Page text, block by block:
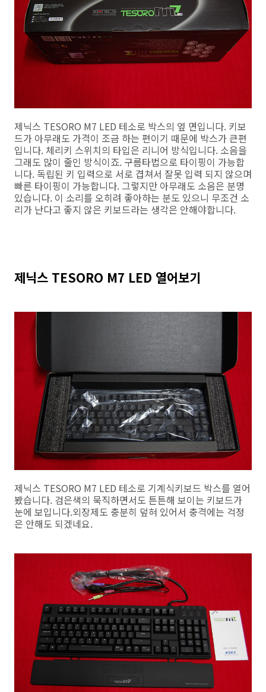
제닉스 TESORO M7 LED 테소로 박스의 옆 면입니다. 키보
드가 아무래도 가격이 조금 하는 편이기 때문에 박스가 큰편
입니다. 체리키 스위치의 타입은 리니어 방식입니다. 소음을
그래도 많이 줄인 방식이죠. 구름타법으로 타이핑이 가능합
니다. 독립된 키 입력으로 서로 겹쳐서 잘못 입력 되지 않으며
빠른 타이핑이 가능합니다. 그렇지만 아무래도 소음은 분명
있습니다. 이 소리를 오히려 좋아하는 분도 있으니 무조건 소
리가 난다고 좋지 않은 키보드라는 생각은 안해야합니다.
제닉스 TESORO M7 LED 열어보기
제닉스 TESORO M7 LED 테소로 기계식키보드 박스를 열어
봤습니다. 검은색의 묵직하면서도 튼튼해 보이는 키보드가
눈에 보입니다.외장제도 충분히 덮혀 있어서 충격에는 걱정
은 안해도 되겠네요.